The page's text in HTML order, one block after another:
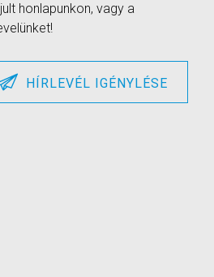
honlapunkon, vagy a
HÍRLEVÉL IGÉNYLÉSE